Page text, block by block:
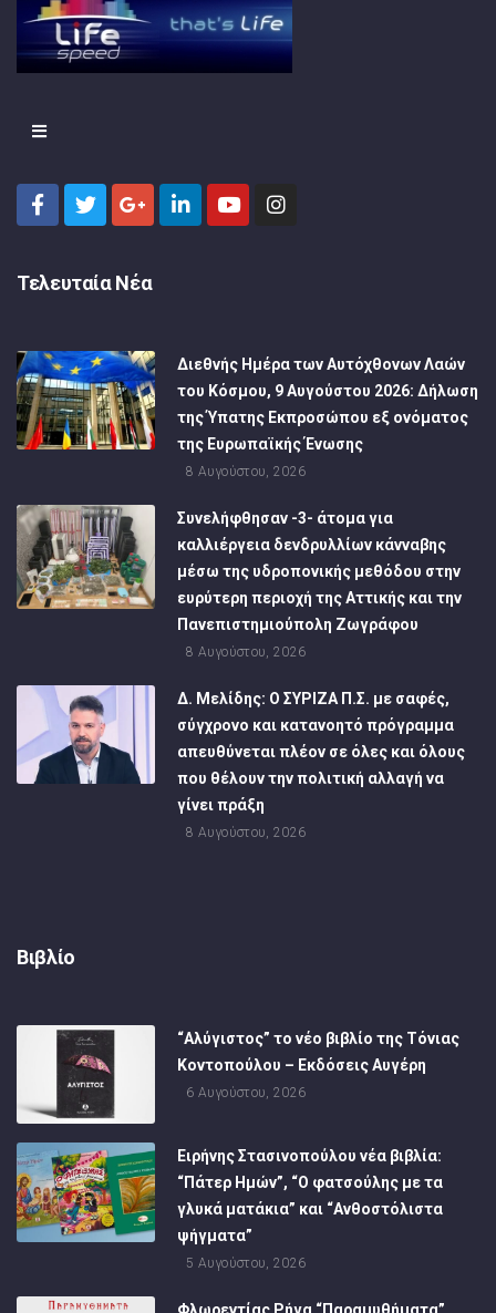
Τελευταία Νέα
Διεθνής Ημέρα των Αυτόχθονων Λαών
του Κόσμου, 9 Αυγούστου 2026: Δήλωση
της Ύπατης Εκπροσώπου εξ ονόματος
της Ευρωπαϊκής Ένωσης
8 Αυγούστου, 2026
Συνελήφθησαν -3- άτομα για
καλλιέργεια δενδρυλλίων κάνναβης
μέσω της υδροπονικής μεθόδου στην
ευρύτερη περιοχή της Αττικής και την
Πανεπιστημιούπολη Ζωγράφου
8 Αυγούστου, 2026
Δ. Μελίδης: Ο ΣΥΡΙΖΑ Π.Σ. με σαφές,
σύγχρονο και κατανοητό πρόγραμμα
απευθύνεται πλέον σε όλες και όλους
που θέλουν την πολιτική αλλαγή να
γίνει πράξη
8 Αυγούστου, 2026
Βιβλίο
“Αλύγιστος” το νέο βιβλίο της Τόνιας
Κοντοπούλου – Εκδόσεις Αυγέρη
6 Αυγούστου, 2026
Ειρήνης Στασινοπούλου νέα βιβλία:
“Πάτερ Ημών”, “Ο φατσούλης με τα
γλυκά ματάκια” και “Ανθοστόλιστα
ψήγματα”
5 Αυγούστου, 2026